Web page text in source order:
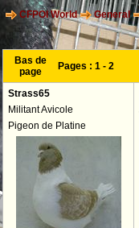
CFPOI World General
Bas de
page
Pages : 1 - 2
Strass65
Militant Avicole
Pigeon de Platine